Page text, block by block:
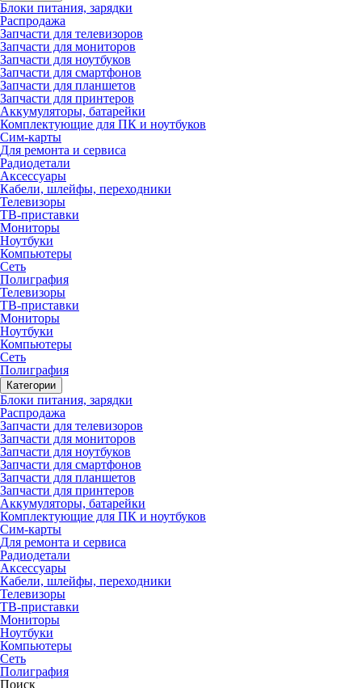
Блоки питания, зарядки
Распродажа
Запчасти для телевизоров
Запчасти для мониторов
Запчасти для ноутбуков
Запчасти для смартфонов
Запчасти для планшетов
Запчасти для принтеров
Аккумуляторы, батарейки
Комплектующие для ПК и ноутбуков
Сим-карты
Для ремонта и сервиса
Радиодетали
Аксессуары
Кабели, шлейфы, переходники
Телевизоры
ТВ-приставки
Мониторы
Ноутбуки
Компьютеры
Сеть
Полиграфия
Телевизоры
ТВ-приставки
Мониторы
Ноутбуки
Компьютеры
Сеть
Полиграфия
Категории
Блоки питания, зарядки
Распродажа
Запчасти для телевизоров
Запчасти для мониторов
Запчасти для ноутбуков
Запчасти для смартфонов
Запчасти для планшетов
Запчасти для принтеров
Аккумуляторы, батарейки
Комплектующие для ПК и ноутбуков
Сим-карты
Для ремонта и сервиса
Радиодетали
Аксессуары
Кабели, шлейфы, переходники
Телевизоры
ТВ-приставки
Мониторы
Ноутбуки
Компьютеры
Сеть
Полиграфия
Поиск